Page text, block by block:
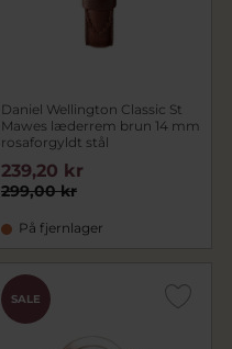
Daniel Wellington Classic St
Mawes læderrem brun 14 mm
rosaforgyldt stål
299,00 kr
239,20 kr
På fjernlager
SALE